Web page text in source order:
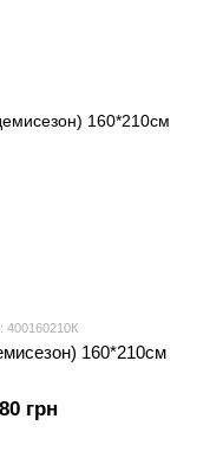
400160210К
160*210см
грн